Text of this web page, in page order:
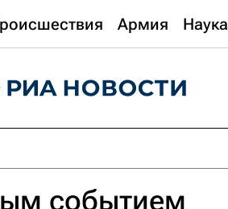
Армия Наука
событием